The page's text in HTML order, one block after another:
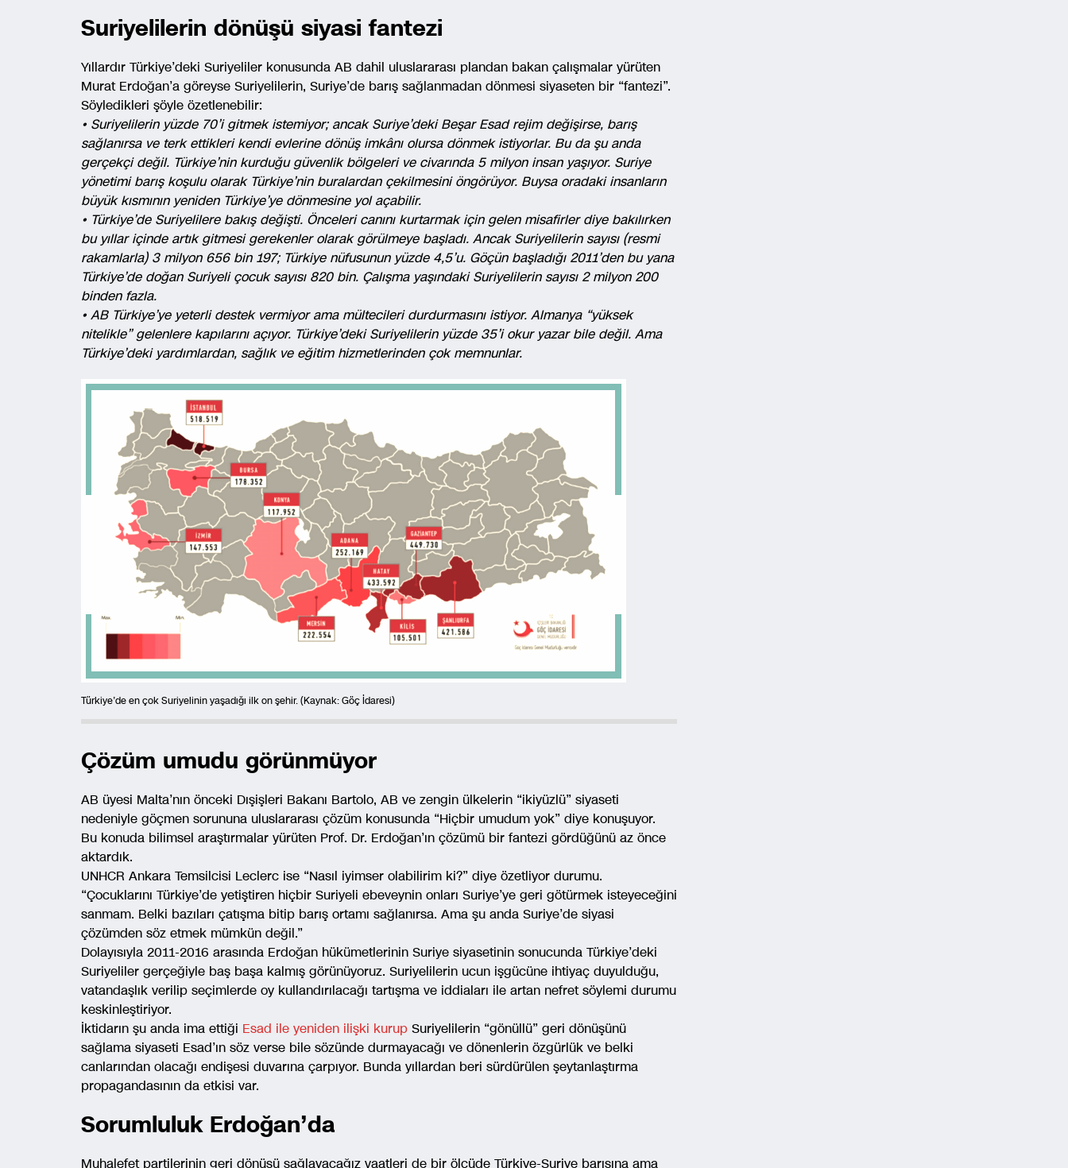
Suriyelilerin dönüşü siyasi fantezi
Yıllardır Türkiye’deki Suriyeliler konusunda AB dahil uluslararası plandan bakan çalışmalar yürüten
Murat Erdoğan’a göreyse Suriyelilerin, Suriye’de barış sağlanmadan dönmesi siyaseten bir “fantezi”.
Söyledikleri şöyle özetlenebilir:
• Suriyelilerin yüzde 70’i gitmek istemiyor; ancak Suriye’deki Beşar Esad rejim değişirse, barış
sağlanırsa ve terk ettikleri kendi evlerine dönüş imkânı olursa dönmek istiyorlar. Bu da şu anda
gerçekçi değil. Türkiye’nin kurduğu güvenlik bölgeleri ve civarında 5 milyon insan yaşıyor. Suriye
yönetimi barış koşulu olarak Türkiye’nin buralardan çekilmesini öngörüyor. Buysa oradaki insanların
büyük kısmının yeniden Türkiye’ye dönmesine yol açabilir.
• Türkiye’de Suriyelilere bakış değişti. Önceleri canını kurtarmak için gelen misafirler diye bakılırken
bu yıllar içinde artık gitmesi gerekenler olarak görülmeye başladı. Ancak Suriyelilerin sayısı (resmi
rakamlarla) 3 milyon 656 bin 197; Türkiye nüfusunun yüzde 4,5’u. Göçün başladığı 2011’den bu yana
Türkiye’de doğan Suriyeli çocuk sayısı 820 bin. Çalışma yaşındaki Suriyelilerin sayısı 2 milyon 200
binden fazla.
• AB Türkiye’ye yeterli destek vermiyor ama mültecileri durdurmasını istiyor. Almanya “yüksek
nitelikle” gelenlere kapılarını açıyor. Türkiye’deki Suriyelilerin yüzde 35’i okur yazar bile değil. Ama
Türkiye’deki yardımlardan, sağlık ve eğitim hizmetlerinden çok memnunlar.
Türkiye’de en çok Suriyelinin yaşadığı ilk on şehir. (Kaynak: Göç İdaresi)
Çözüm umudu görünmüyor
AB üyesi Malta’nın önceki Dışişleri Bakanı Bartolo, AB ve zengin ülkelerin “ikiyüzlü” siyaseti
nedeniyle göçmen sorununa uluslararası çözüm konusunda “Hiçbir umudum yok” diye konuşuyor.
Bu konuda bilimsel araştırmalar yürüten Prof. Dr. Erdoğan’ın çözümü bir fantezi gördüğünü az önce
aktardık.
UNHCR Ankara Temsilcisi Leclerc ise “Nasıl iyimser olabilirim ki?” diye özetliyor durumu.
“Çocuklarını Türkiye’de yetiştiren hiçbir Suriyeli ebeveynin onları Suriye’ye geri götürmek isteyeceğini
sanmam. Belki bazıları çatışma bitip barış ortamı sağlanırsa. Ama şu anda Suriye’de siyasi
çözümden söz etmek mümkün değil.”
Dolayısıyla 2011-2016 arasında Erdoğan hükümetlerinin Suriye siyasetinin sonucunda Türkiye’deki
Suriyeliler gerçeğiyle baş başa kalmış görünüyoruz. Suriyelilerin ucun işgücüne ihtiyaç duyulduğu,
vatandaşlık verilip seçimlerde oy kullandırılacağı tartışma ve iddiaları ile artan nefret söylemi durumu
keskinleştiriyor.
İktidarın şu anda ima ettiği Esad ile yeniden ilişki kurup Suriyelilerin “gönüllü” geri dönüşünü
sağlama siyaseti Esad’ın söz verse bile sözünde durmayacağı ve dönenlerin özgürlük ve belki
canlarından olacağı endişesi duvarına çarpıyor. Bunda yıllardan beri sürdürülen şeytanlaştırma
propagandasının da etkisi var.
Sorumluluk Erdoğan’da
Muhalefet partilerinin geri dönüşü sağlayacağız vaatleri de bir ölçüde Türkiye-Suriye barışına ama